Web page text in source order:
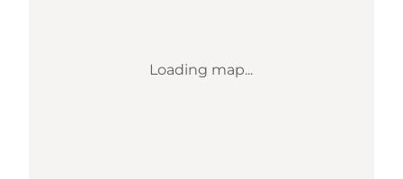
Loading map...